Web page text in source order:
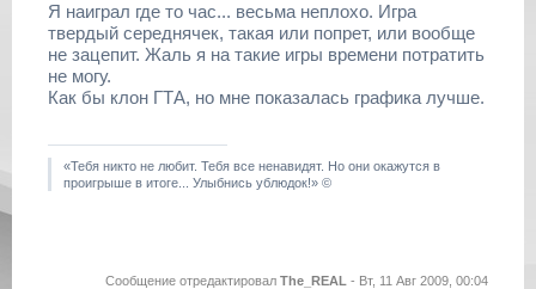
Я наиграл где то час... весьма неплохо. Игра
твердый середнячек, такая или попрет, или вообще
не зацепит. Жаль я на такие игры времени потратить
не могу.
Как бы клон ГТА, но мне показалась графика лучше.
«Тебя никто не любит. Тебя все ненавидят. Но они окажутся в
проигрыше в итоге... Улыбнись ублюдок!» ©
Сообщение отредактировал The_REAL - Вт, 11 Авг 2009, 00:04